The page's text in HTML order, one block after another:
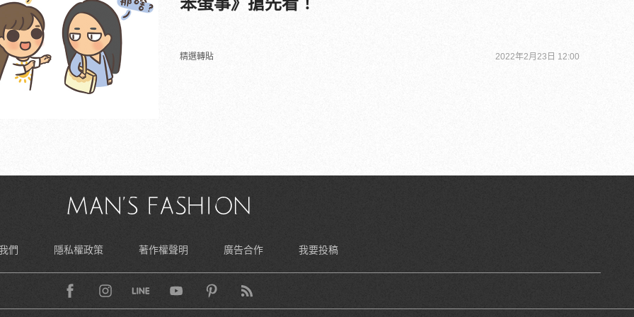
精選轉貼 2022年2月23日 12:00
們 隱私權政策 著作權聲明 廣告合作 我要投稿